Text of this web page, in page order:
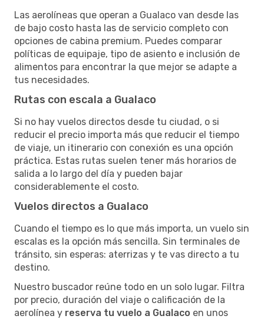
Las aerolíneas que operan a Gualaco van desde las
de bajo costo hasta las de servicio completo con
opciones de cabina premium. Puedes comparar
políticas de equipaje, tipo de asiento e inclusión de
alimentos para encontrar la que mejor se adapte a
tus necesidades.
Rutas con escala a Gualaco
Si no hay vuelos directos desde tu ciudad, o si
reducir el precio importa más que reducir el tiempo
de viaje, un itinerario con conexión es una opción
práctica. Estas rutas suelen tener más horarios de
salida a lo largo del día y pueden bajar
considerablemente el costo.
Vuelos directos a Gualaco
Cuando el tiempo es lo que más importa, un vuelo sin
escalas es la opción más sencilla. Sin terminales de
tránsito, sin esperas: aterrizas y te vas directo a tu
destino.
Nuestro buscador reúne todo en un solo lugar. Filtra
por precio, duración del viaje o calificación de la
aerolínea y reserva tu vuelo a Gualaco en unos